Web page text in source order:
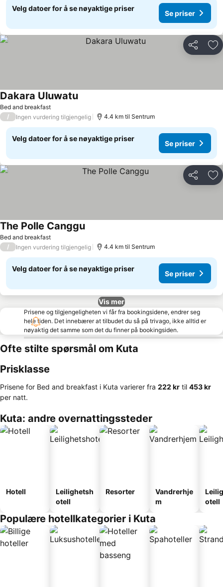
Velg datoer for å se nøyaktige priser
Se priser
Del
Bed and breakfast
Dakara UluwatuSe priser
/ Ingen vurdering tilgjengelig 4.4 km til Sentrum
Velg datoer for å se nøyaktige priser
Se priser
Del
Bed and breakfast
The Polle CangguSe priser
/ Ingen vurdering tilgjengelig 4.4 km til Sentrum
Velg datoer for å se nøyaktige priser
Se priser
Vis mer
Prisene og tilgjengeligheten vi får fra bookingsidene, endrer seg
hele tiden. Det innebærer at tilbudet du så på trivago, ikke alltid er
nøyaktig det samme som det du finner på bookingsiden.
Ofte stilte spørsmål om Kuta
Prisklasse
Prisene for Bed and breakfast i Kuta varierer fra ‎222 kr til ‎453 kr
per natt.
Kuta: andre overnattingssteder
Hotell
Leilighetsh
otell
Resorter
Vandrerhje
m
otell
Populære hotellkategorier i Kuta